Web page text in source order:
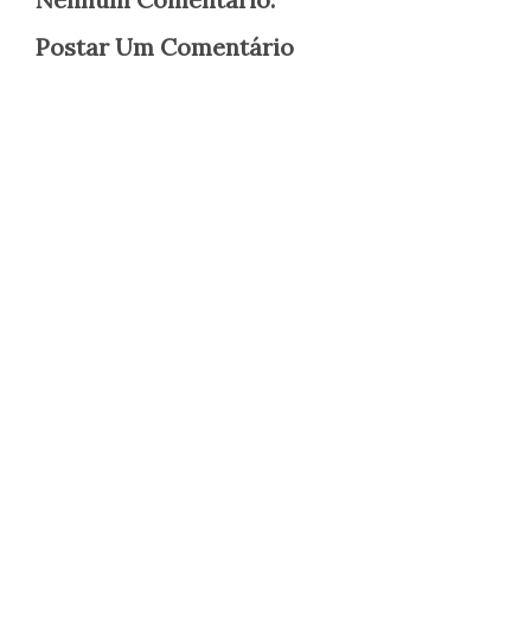
Postar Um Comentário